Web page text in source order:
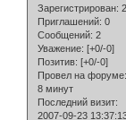
Зарегистрирован:
Приглашений: 0
Сообщений: 2
Уважение: [+0/-0]
Позитив: [+0/-0]
Провел на форуме:
8 минут
Последний визит:
2007-09-23